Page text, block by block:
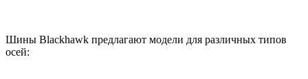
Шины Blackhawk предлагают модели для различных типов
осей: